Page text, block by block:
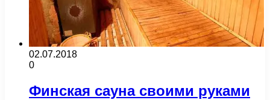
02.07.2018
0
Финская сауна своими руками